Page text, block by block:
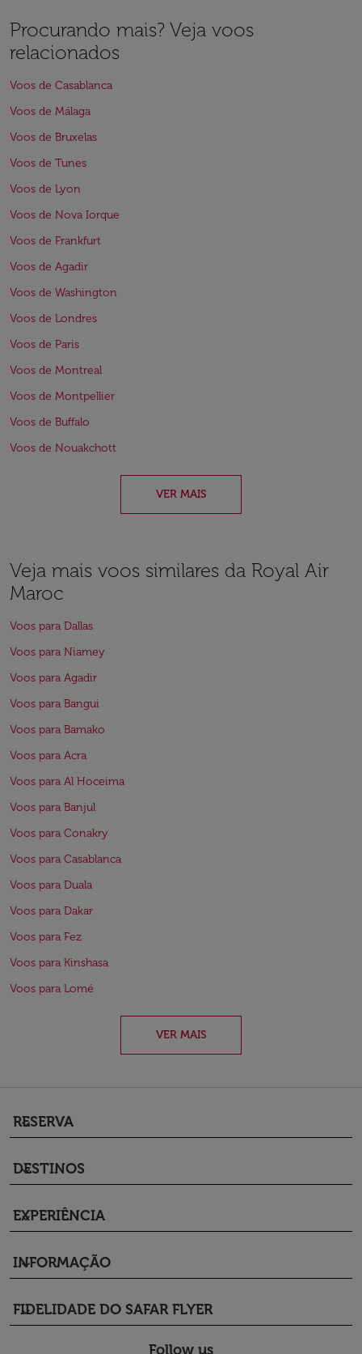
Procurando mais? Veja voos
relacionados
Voos de Casablanca
Voos de Málaga
Voos de Bruxelas
Voos de Tunes
Voos de Lyon
Voos de Nova Iorque
Voos de Frankfurt
Voos de Agadir
Voos de Washington
Voos de Londres
Voos de Paris
Voos de Montreal
Voos de Montpellier
Voos de Buffalo
Voos de Nouakchott
VER MAIS
Veja mais voos similares da Royal Air
Maroc
Voos para Dallas
Voos para Niamey
Voos para Agadir
Voos para Bangui
Voos para Bamako
Voos para Acra
Voos para Al Hoceima
Voos para Banjul
Voos para Conakry
Voos para Casablanca
Voos para Duala
Voos para Dakar
Voos para Fez
Voos para Kinshasa
Voos para Lomé
VER MAIS
RESERVA
keyboard_arrow_down
DESTINOS
keyboard_arrow_down
EXPERIÊNCIA
keyboard_arrow_down
INFORMAÇÃO
keyboard_arrow_down
FIDELIDADE DO SAFAR FLYER
keyboard_arrow_down
Follow us